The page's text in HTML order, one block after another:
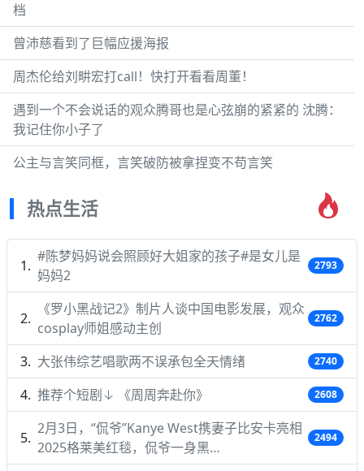
档
曾沛慈看到了巨幅应援海报
周杰伦给刘畊宏打call！快打开看看周董！
遇到一个不会说话的观众腾哥也是心弦崩的紧紧的 沈腾：
我记住你小子了
公主与言笑同框，言笑破防被拿捏变不苟言笑
热点生活
#陈梦妈妈说会照顾好大姐家的孩子#是女儿是
妈妈2
2793
《罗小黑战记2》制片人谈中国电影发展，观众
cosplay师姐感动主创
2762
大张伟综艺唱歌两不误承包全天情绪 2740
推荐个短剧↓ 《周周奔赴你》 2608
2月3日，“侃爷”Kanye West携妻子比安卡亮相
2025格莱美红毯，侃爷一身黑…
2494